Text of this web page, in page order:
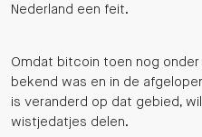
Nederland een feit.
Omdat bitcoin toen nog
bekend was en in de
is veranderd op dat gebied,
wistjedatjes delen.